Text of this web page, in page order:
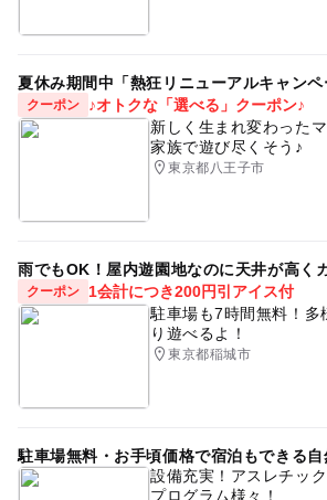
夏休み期間中「熱狂リニューアルキャン
クーポン
♪オトクな「選べる」クーポン♪
新しく生まれ変わった
家族で遊び尽くそう♪
東京都八王子市
雨でもOK！屋内遊園地なのに天井が高く
クーポン
1会計につき200円引アイス付
駐車場も7時間無料！多
り遊べるよ！
東京都稲城市
駐車場無料・お手頃価格で宿泊もできる
設備充実！アスレチッ
プログラム様々！